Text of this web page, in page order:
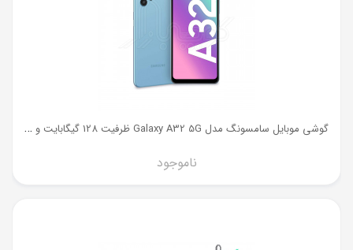
گ
وشی موبایل سامسونگ مدل Galaxy A32 5G ظرفیت 128 گیگابایت و رم 8 گیگ
ناموجود